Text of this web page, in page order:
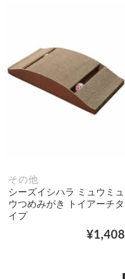
その他
シーズイシハラ ミュウミュ
ウつめみがき トイアーチタ
イプ
¥1,408